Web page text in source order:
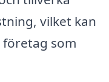
vilket kan
som